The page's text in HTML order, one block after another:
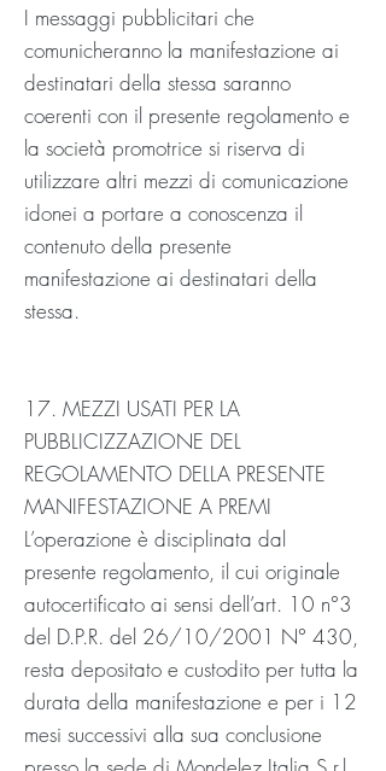
I messaggi pubblicitari che
comunicheranno la manifestazione ai
destinatari della stessa saranno
coerenti con il presente regolamento e
la società promotrice si riserva di
utilizzare altri mezzi di comunicazione
idonei a portare a conoscenza il
contenuto della presente
manifestazione ai destinatari della
stessa.
17. MEZZI USATI PER LA
PUBBLICIZZAZIONE DEL
REGOLAMENTO DELLA PRESENTE
MANIFESTAZIONE A PREMI
L’operazione è disciplinata dal
presente regolamento, il cui originale
autocertificato ai sensi dell’art. 10 n°3
del D.P.R. del 26/10/2001 N° 430,
resta depositato e custodito per tutta la
durata della manifestazione e per i 12
mesi successivi alla sua conclusione